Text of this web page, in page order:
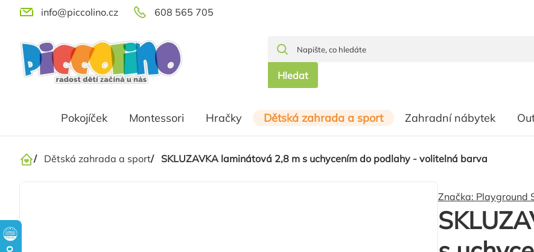
Přejít
obsah
608 565 705
info@piccolino.cz
Hledat
Pokojíček Montessori Hračky Dětská zahrada a sport Zahradní nábytek
Domů
/ Dětská zahrada a sport/ SKLUZAVKA laminátová 2,8 m s uchycením do podlahy - volitelná barva
Značka: Playground